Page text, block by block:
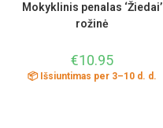
Mokyklinis penalas ‘Žiedai’
rožinė
€10.95
📦 Išsiuntimas per 3–10 d. d.